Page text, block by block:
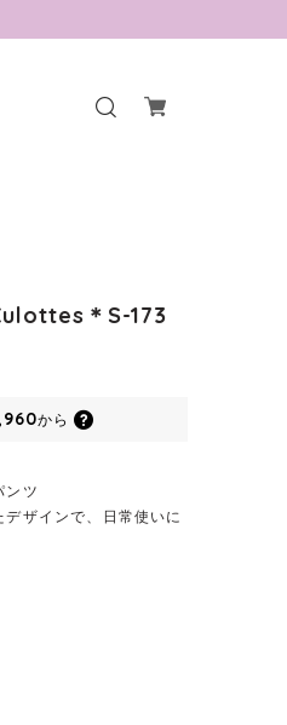
＊S-173
から
ンツ
ザインで、日常使いに